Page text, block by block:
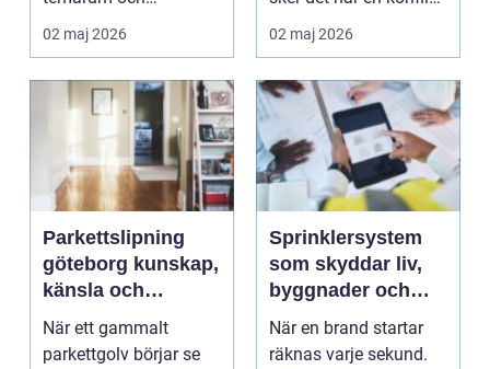
tillsammans...
02 maj 2026
en brottsu...
02 maj 2026
Parkettslipning
göteborg kunskap,
känsla och
hållbara trägolv
När ett gammalt
parkettgolv börjar se
Sprinklersystem
som skyddar liv,
byggnader och
verksamheter
När en brand startar
räknas varje sekund.